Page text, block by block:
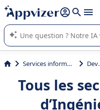
répondre (plusieurs lignes avec
L'IA de Appvizer vous guide
logiciel SaaS en entreprise.
Services informatiques
Tous les